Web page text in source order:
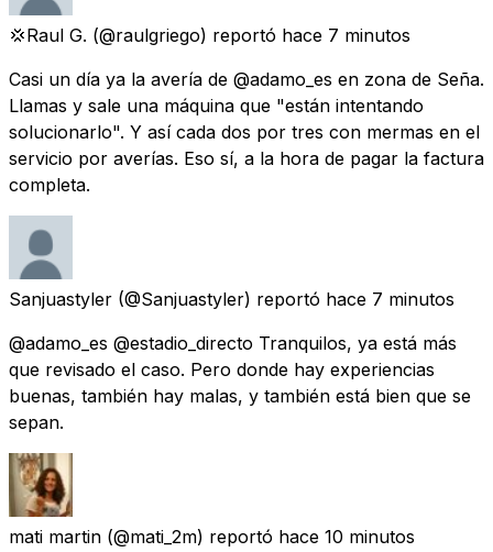
💢Raul G. (@raulgriego) reportó hace 7 minutos
Casi un día ya la avería de @adamo_es en zona de Seña.
Llamas y sale una máquina que "están intentando
solucionarlo". Y así cada dos por tres con mermas en el
servicio por averías. Eso sí, a la hora de pagar la factura
completa.
Sanjuastyler (@Sanjuastyler) reportó hace 7 minutos
@adamo_es @estadio_directo Tranquilos, ya está más
que revisado el caso. Pero donde hay experiencias
buenas, también hay malas, y también está bien que se
sepan.
mati martin (@mati_2m) reportó hace 10 minutos